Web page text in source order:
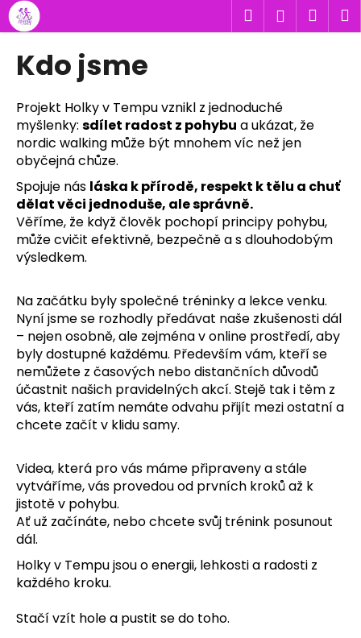
Přejít
na
obsah
Hledat
Kdo jsme
Projekt Holky v Tempu vznikl z jednoduché
myšlenky: sdílet radost z pohybu a ukázat, že
nordic walking může být mnohem víc než jen
obyčejná chůze.
Spojuje nás láska k přírodě, respekt k tělu a chuť
dělat věci jednoduše, ale správně.
Věříme, že když člověk pochopí principy pohybu,
může cvičit efektivně, bezpečně a s dlouhodobým
výsledkem.
Na začátku byly společné tréninky a lekce venku.
Nyní jsme se rozhodly předávat naše zkušenosti dál
– nejen osobně, ale zejména v online prostředí, aby
byly dostupné každému. Především vám, kteří se
nemůžete z časových nebo distančních důvodů
účastnit našich pravidelných akcí. Stejě tak i těm z
vás, kteří zatím nemáte odvahu přijít mezi ostatní a
chcete začít v klidu samy.
Videa, která pro vás máme připraveny a stále
vytváříme, vás provedou od prvních kroků až k
jistotě v pohybu.
Ať už začínáte, nebo chcete svůj trénink posunout
dál.
Holky v Tempu jsou o energii, lehkosti a radosti z
každého kroku.
Stačí vzít hole a pustit se do toho.
K
o
o
p
o
t
ř
e
b
u
e
t
e
n
a
j
í
?